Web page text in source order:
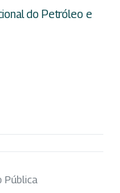
do Petróleo e
Pública